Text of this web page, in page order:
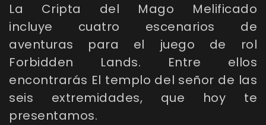
La Cripta del Mago Melificado
incluye
cuatro escenarios de
aventuras para el juego de rol
Forbidden Lands. Entre ellos
encontrarás El templo del señor de las
seis extremidades, que hoy te
presentamos.